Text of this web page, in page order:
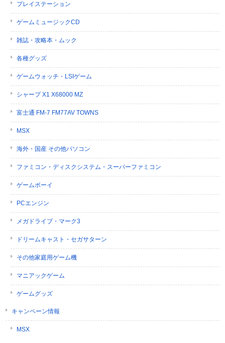
プレイステーション
ゲームミュージックCD
雑誌・攻略本・ムック
各種グッズ
ゲームウォッチ・LSIゲーム
シャープ X1 X68000 MZ
富士通 FM-7 FM77AV TOWNS
MSX
海外・国産 その他パソコン
ファミコン・ディスクシステム・スーパーファミコン
ゲームボーイ
PCエンジン
メガドライブ・マーク3
ドリームキャスト・セガサターン
その他家庭用ゲーム機
マニアックゲーム
ゲームグッズ
キャンペーン情報
MSX